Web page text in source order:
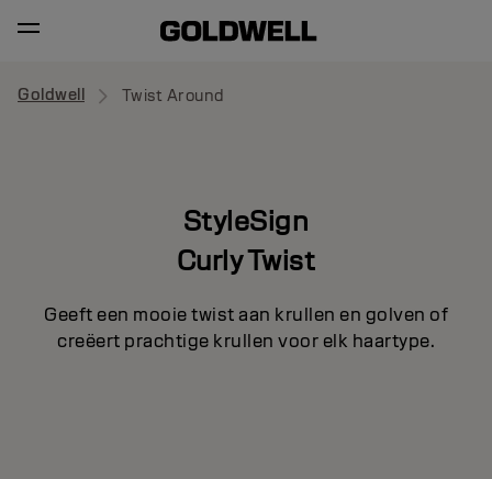
Goldwell Twist Around
StyleSign
Curly Twist
Geeft een mooie twist aan krullen en golven of
creëert prachtige krullen voor elk haartype.